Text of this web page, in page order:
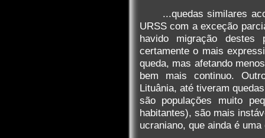
...quedas similares
URSS com a exceção
havido migração
certamente o mais
queda, mas afetando
bem mais continuo.
Lituânia, até tiveram
são populações muito
habitantes), são mais
ucraniano, que ainda é